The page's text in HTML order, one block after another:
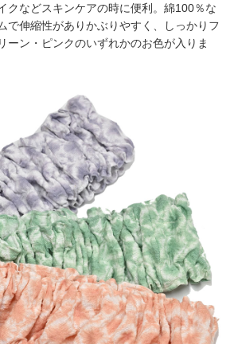
クなどスキンケアの時に便利。綿100％な
で伸縮性がありかぶりやすく、しっかりフ
ーン・ピンクのいずれかのお色が入りま